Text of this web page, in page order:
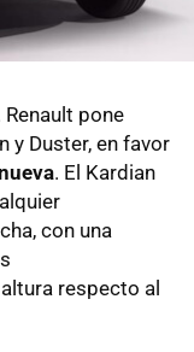
pone
y Duster, en favor
. El Kardian
con una
respecto al